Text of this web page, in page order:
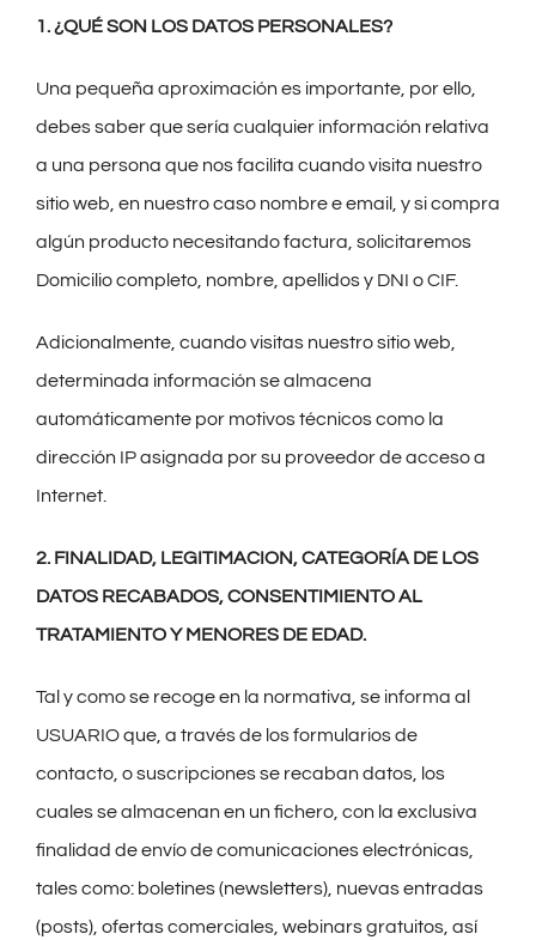
1. ¿QUÉ SON LOS DATOS PERSONALES?
Una pequeña aproximación es importante, por ello,
debes saber que sería cualquier información relativa
a una persona que nos facilita cuando visita nuestro
sitio web, en nuestro caso nombre e email, y si compra
algún producto necesitando factura, solicitaremos
Domicilio completo, nombre, apellidos y DNI o CIF.
Adicionalmente, cuando visitas nuestro sitio web,
determinada información se almacena
automáticamente por motivos técnicos como la
dirección IP asignada por su proveedor de acceso a
Internet.
2. FINALIDAD, LEGITIMACION, CATEGORÍA DE LOS
DATOS RECABADOS, CONSENTIMIENTO AL
TRATAMIENTO Y MENORES DE EDAD.
Tal y como se recoge en la normativa, se informa al
USUARIO que, a través de los formularios de
contacto, o suscripciones se recaban datos, los
cuales se almacenan en un fichero, con la exclusiva
finalidad de envío de comunicaciones electrónicas,
tales como: boletines (newsletters), nuevas entradas
(posts), ofertas comerciales, webinars gratuitos, así